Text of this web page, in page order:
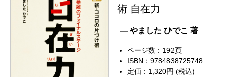
術 自在力
— やました ひでこ 著
ページ数：192頁
ISBN：9784838725748
定価：1,320円 (税込)